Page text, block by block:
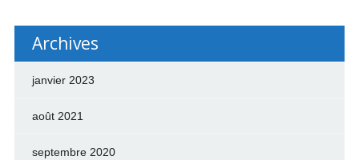
Archives
janvier 2023
août 2021
septembre 2020